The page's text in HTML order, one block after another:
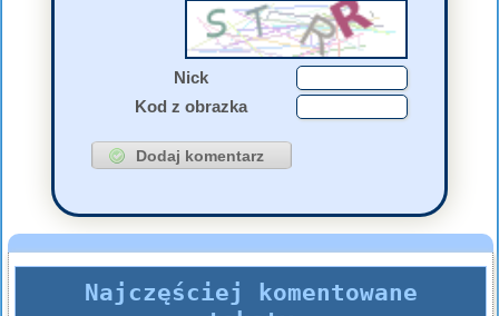
Nick
Kod z obrazka
Najczęściej komentowane